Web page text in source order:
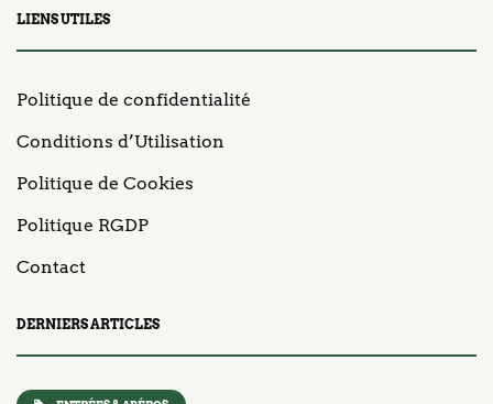
LIENS UTILES
Politique de confidentialité
Conditions d’Utilisation
Politique de Cookies
Politique RGDP
Contact
DERNIERS ARTICLES